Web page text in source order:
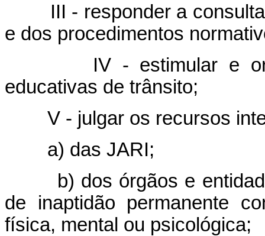
III - responder a consultas
e dos procedimentos
IV - estimular e
educativas de trânsito;
V - julgar os recursos
a) das JARI;
b) dos órgãos e
de inaptidão permanente
física, mental ou psicológica;